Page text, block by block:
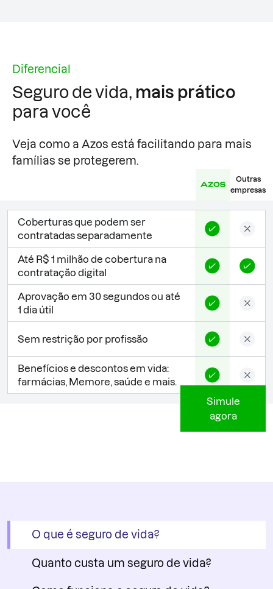
Diferencial
Seguro de vida, mais prático
para você
Veja como a Azos está facilitando para mais
famílias se protegerem.
Outras
empresas
Coberturas que podem ser
contratadas separadamente
Até R$ 1 milhão de cobertura na
contratação digital
Aprovação em 30 segundos ou até
1 dia útil
Sem restrição por profissão
Benefícios e descontos em vida:
farmácias, Memore, saúde e mais.
Simule
agora
O que é seguro de vida?
Quanto custa um seguro de vida?